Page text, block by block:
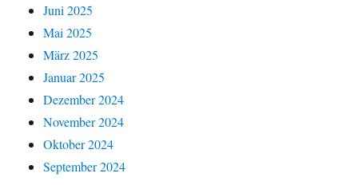
Juni 2025
Mai 2025
März 2025
Januar 2025
Dezember 2024
November 2024
Oktober 2024
September 2024